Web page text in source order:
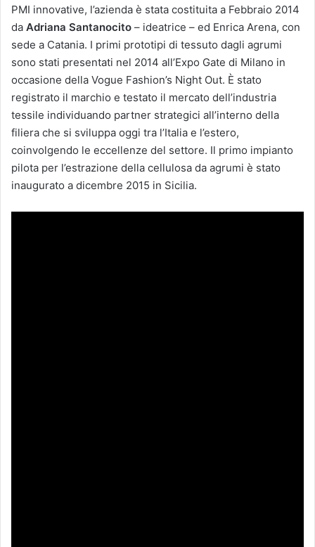
PMI innovative, l’azienda è stata costituita a Febbraio 2014
da Adriana Santanocito – ideatrice – ed Enrica Arena, con
sede a Catania. I primi prototipi di tessuto dagli agrumi
sono stati presentati nel 2014 all’Expo Gate di Milano in
occasione della Vogue Fashion’s Night Out. È stato
registrato il marchio e testato il mercato dell’industria
tessile individuando partner strategici all’interno della
filiera che si sviluppa oggi tra l’Italia e l’estero,
coinvolgendo le eccellenze del settore. Il primo impianto
pilota per l’estrazione della cellulosa da agrumi è stato
inaugurato a dicembre 2015 in Sicilia.